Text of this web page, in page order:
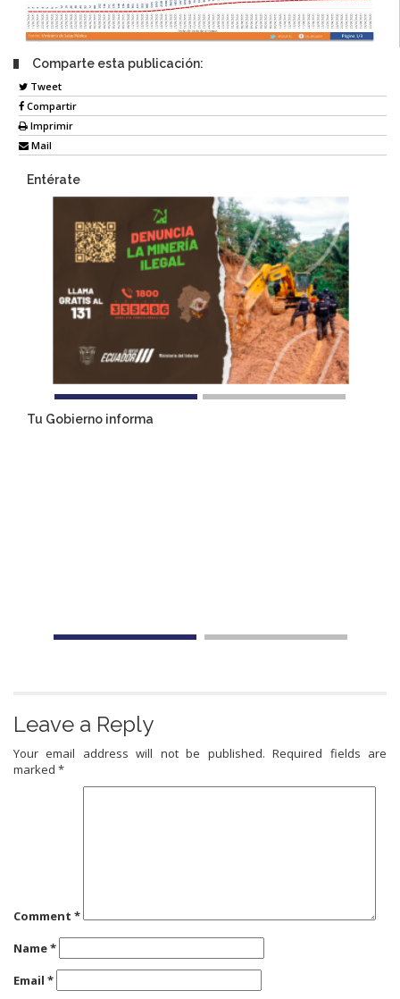
Comparte esta publicación:
Tweet
Compartir
Imprimir
Mail
Entérate
Tu Gobierno informa
Leave a Reply
Your email address will not be published. Required fields are
marked *
Comment *
Name*
Email *